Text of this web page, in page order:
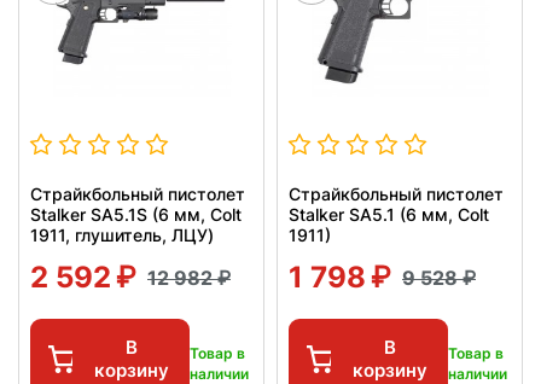
Страйкбольный пистолет
Stalker SA5.1S (6 мм, Colt
1911, глушитель, ЛЦУ)
2 592 12 982
В
корзину
Товар в
наличии
Страйкбольный пистолет
Stalker SA5.1 (6 мм, Colt
1911)
1 798 9 528
В
корзину
Товар в
наличии